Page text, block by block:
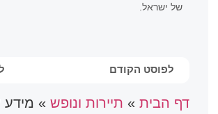
של ישראל.
לפוסט הקודם
דף הבית» תיירות ונופש» מידע